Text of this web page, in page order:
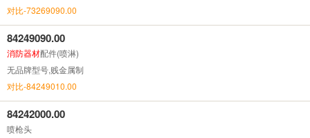
对比-73269090.00
84249090.00
消防器材配件(喷淋)
无品牌型号,贱金属制
对比-84249010.00
84242000.00
喷枪头